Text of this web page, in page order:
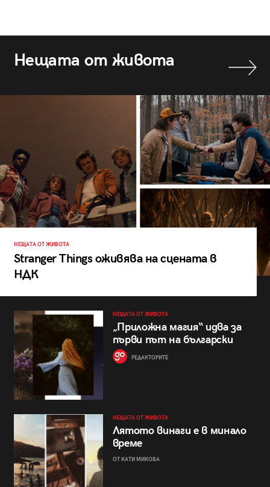
Нещата от живота
НЕЩАТА ОТ ЖИВОТА
Stranger Things оживява на сцената в
НДК
НЕЩАТА ОТ ЖИВОТА
„Приложна магия“ идва за
първи път на български
РЕДАКТОРИТЕ
НЕЩАТА ОТ ЖИВОТА
Лятото винаги е в минало
време
ОТ КАТИ МИКОВА